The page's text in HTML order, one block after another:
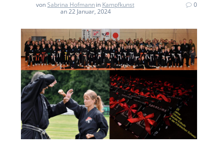
vonSabrina Hofmannin Kampfkunst
an 22 Januar, 2024
0